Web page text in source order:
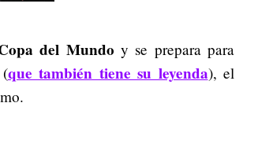
del Mundo y se prepara para
que también tiene su leyenda), el